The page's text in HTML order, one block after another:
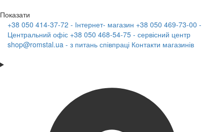
Показати
+38 050 414-37-72 - Інтернет- магазин +38 050 469-73-00 -
Центральний офіс +38 050 468-54-75 - сервісний центр
shop@romstal.ua - з питань співпраці Контакти магазинів